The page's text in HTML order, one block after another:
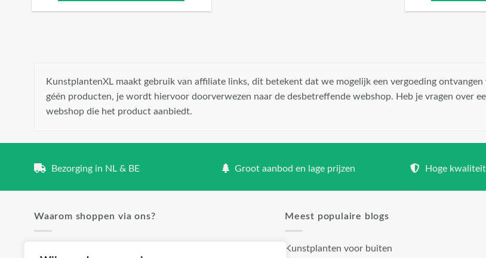
KunstplantenXL maakt gebruik van affiliate links, dit betekent dat we mogelijk een vergoeding
géén producten, je wordt hiervoor doorverwezen naar de desbetreffende webshop. Heb je vragen over
webshop die het product aanbiedt.
Bezorging in NL & BE Groot aanbod en lage prijzen Hoge
Waarom shoppen via ons? Meest populaire blogs
Kunstplanten voor buiten